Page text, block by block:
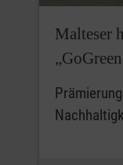
Malteser